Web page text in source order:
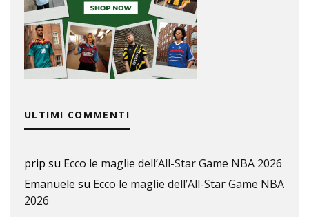
ULTIMI COMMENTI
prip su Ecco le maglie dell’All-Star Game NBA 2026
Emanuele su Ecco le maglie dell’All-Star Game NBA
2026